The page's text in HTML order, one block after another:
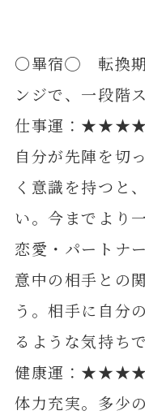
〇畢宿◯ 転換期
ンジで、一段階
仕事運：★★★★
自分が先陣を切
く意識を持つと
い。今までより
恋愛・パート
意中の相手との
う。相手に自分
るような気持ち
健康運：★★★★
体力充実。多少